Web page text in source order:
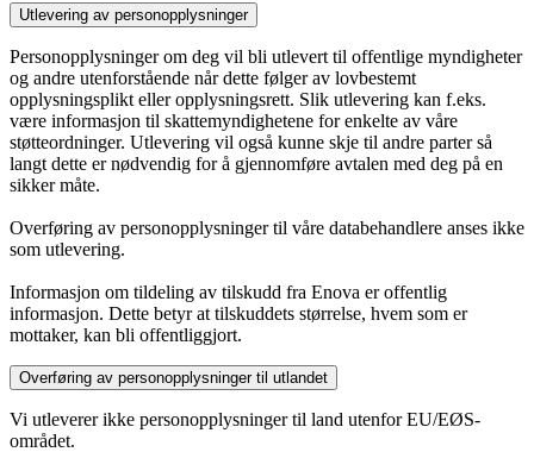
Utlevering av personopplysninger
Personopplysninger om deg vil bli utlevert til offentlige myndigheter
og andre utenforstående når dette følger av lovbestemt
opplysningsplikt eller opplysningsrett. Slik utlevering kan f.eks.
være informasjon til skattemyndighetene for enkelte av våre
støtteordninger. Utlevering vil også kunne skje til andre parter så
langt dette er nødvendig for å gjennomføre avtalen med deg på en
sikker måte.
Overføring av personopplysninger til våre databehandlere anses ikke
som utlevering.
Informasjon om tildeling av tilskudd fra Enova er offentlig
informasjon. Dette betyr at tilskuddets størrelse, hvem som er
mottaker, kan bli offentliggjort.
Overføring av personopplysninger til utlandet
Vi utleverer ikke personopplysninger til land utenfor EU/EØS-
området.